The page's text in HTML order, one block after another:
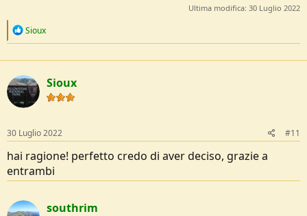
Ultima modifica: 30 Luglio 2022
R
c
t
i
o
n
Sioux
Sioux
30 Luglio 2022 #11
hai ragione! perfetto credo di aver deciso, grazie a
entrambi
southrim